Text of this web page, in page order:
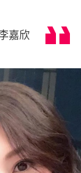
嘉欣